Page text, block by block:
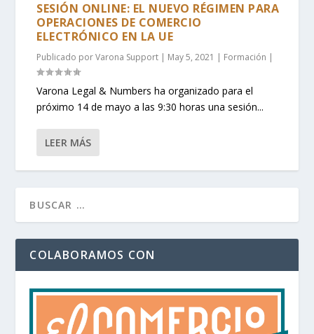
SESIÓN ONLINE: EL NUEVO RÉGIMEN PARA
OPERACIONES DE COMERCIO
ELECTRÓNICO EN LA UE
Publicado porVarona Support | May 5, 2021 | Formación |
Varona Legal & Numbers ha organizado para el
próximo 14 de mayo a las 9:30 horas una sesión...
LEER MÁS
COLABORAMOS CON